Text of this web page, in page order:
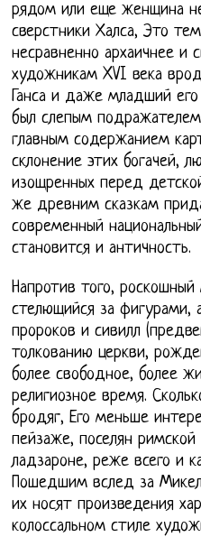
рядом или еще женщина
сверстники Халса, Это
несравненно архаичнее и
художникам XVI века
Ганса и даже младший
был слепым
главным содержанием
склонение этих богачей,
изощренных перед
же древним сказкам
современный
становится и античность.
Напротив того,
стелющийся за фигурами,
пророков и сивилл
толкованию церкви,
более свободное, более
религиозное время.
бродяг, Его меньше
пейзаже, поселян
ладзароне, реже всего и
Пошедшим вслед за
их носят произведения
колоссальном стиле